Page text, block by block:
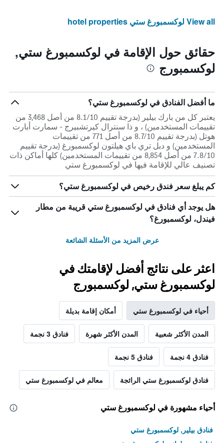
View all لوكسمبورغ ستي hotel properties
حقائق حول الإقامة في لوكسمبورغ ستي,
لوكسمبورج
ما أفضل الفنادق في لوكسمبورغ ستي؟
يعتبر كل من بارك بيلير (بدرجة تقييم 8.1/10 من أصل 3,468 من
تقييمات المستخدمين) ، و ذا سنترال كيرتشبيرج - سمارت أبارت
هوتل (بدرجة تقييم 8.7/10 من أصل 771 من تقييمات
المستخدمين) و دبل تري باي هيلتون لوكسمبورغ (بدرجة تقييم
7.8/10 من أصل 8,854 من تقييمات المستخدمين) كلها أماكن ذات
تصنيف عالي للإقامة فيها في لوكسمبورغ ستي
كم يبلغ سعر فندق رخيص في لوكسمبورغ ستي؟
هل يوجد أي فنادق في لوكسمبورغ ستي قريبة من مطار
فيندل، لوكسمبورغ؟
عرض المزيد من الأسئلة الشائعة
اعثر على نتائج أفضل لإقامتك في
لوكسمبورغ ستي, لوكسمبورج
أحياء في لوكسمبورغ ستي أمكان إقامة بديلة
المدن الأكثر شعبية المدن الأكثر شهرة فنادق 3 نجمة
فنادق 4 نجمة فنادق 5 نجمة
فنادق لوكسمبورغ ستي الرائجة معالم في لوكسمبورغ ستي
أحياء مشهورة في لوكسمبورغ ستي
فنادق بيلير, لوكسمبورغ ستي